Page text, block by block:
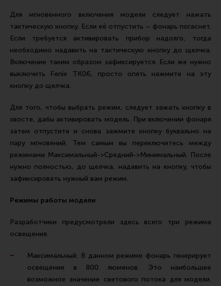
Новости
Мероприятия
Обзоры
Фотоотчеты
Для мгновенного включения модели следует нажать
тактическую кнопку. Если её отпустить – фонарь погаснет.
Если требуется активировать прибор надолго, тогда
необходимо надавить на тактическую кнопку до щелчка.
Включение таким образом зафиксируется. Если же нужно
выключить Fenix TK06, просто опять нажмите на эту
кнопку до щелчка.
Для того, чтобы выбрать режим, следует зажать кнопку в
хвосте, дабы активировать модель. При включении фонаря
затем отпустите и снова зажмите кнопку буквально на
пару мгновений. Тем самым вы переключитесь между
режимами Максимальный->Средний->Минимальный. После
нужно полностью, до щелчка, надавить на кнопку, чтобы
зафиксировать нужный вам режим.
Режимы работы модели
Разработчики предусмотрели здесь всего три режима
освещения.
Максимальный. В данном режиме фонарь генерирует
освещение в 800 люменов. Это наибольшее
возможное значение светового потока для модели.